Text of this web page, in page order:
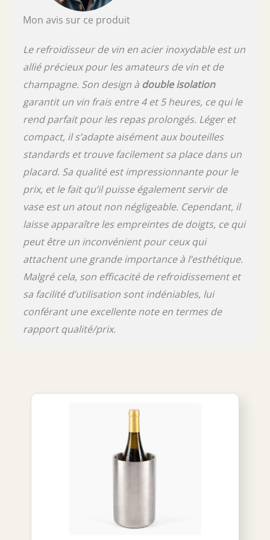
joliment emballé et prêt à impressionner,
notre refroidisseur de vin est un cadeau
pendaisons de crémaillère ou les
anniversaires. Faites plaisir aux amateurs de
vin dans votre vie avec cet accessoire élégant
Mon avis sur ce produit
Le refroidisseur de vin en acier inoxydable est un
allié précieux pour les amateurs de vin et de
champagne. Son design à double isolation
garantit un vin frais entre 4 et 5 heures, ce qui le
rend parfait pour les repas prolongés. Léger et
compact, il s’adapte aisément aux bouteilles
standards et trouve facilement sa place dans un
placard. Sa qualité est impressionnante pour le
prix, et le fait qu’il puisse également servir de
vase est un atout non négligeable. Cependant, il
laisse apparaître les empreintes de doigts, ce qui
peut être un inconvénient pour ceux qui
attachent une grande importance à l’esthétique.
Malgré cela, son efficacité de refroidissement et
sa facilité d’utilisation sont indéniables, lui
conférant une excellente note en termes de
rapport qualité/prix.